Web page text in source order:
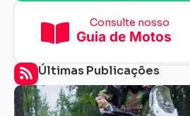
Consulte nosso
Guia de Motos
Últimas Publicações